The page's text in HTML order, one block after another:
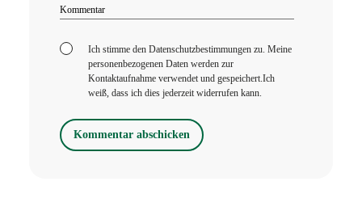
Ich stimme den Datenschutzbestimmungen zu. Meine
personenbezogenen Daten werden zur
Kontaktaufnahme verwendet und gespeichert.Ich
weiß, dass ich dies jederzeit widerrufen kann.